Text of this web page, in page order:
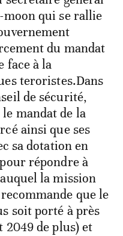
moon qui se rallie
du mandat
face à la
teroristes.Dans
de sécurité,
mandat de la
ainsi que ses
sa dotation en
répondre à
la mission
que le
soit porté à près
2049 de plus) et